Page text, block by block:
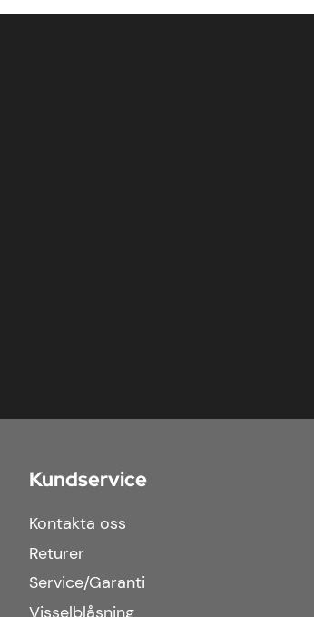
Kundservice
Kontakta oss
Returer
Service/Garanti
Visselblåsning